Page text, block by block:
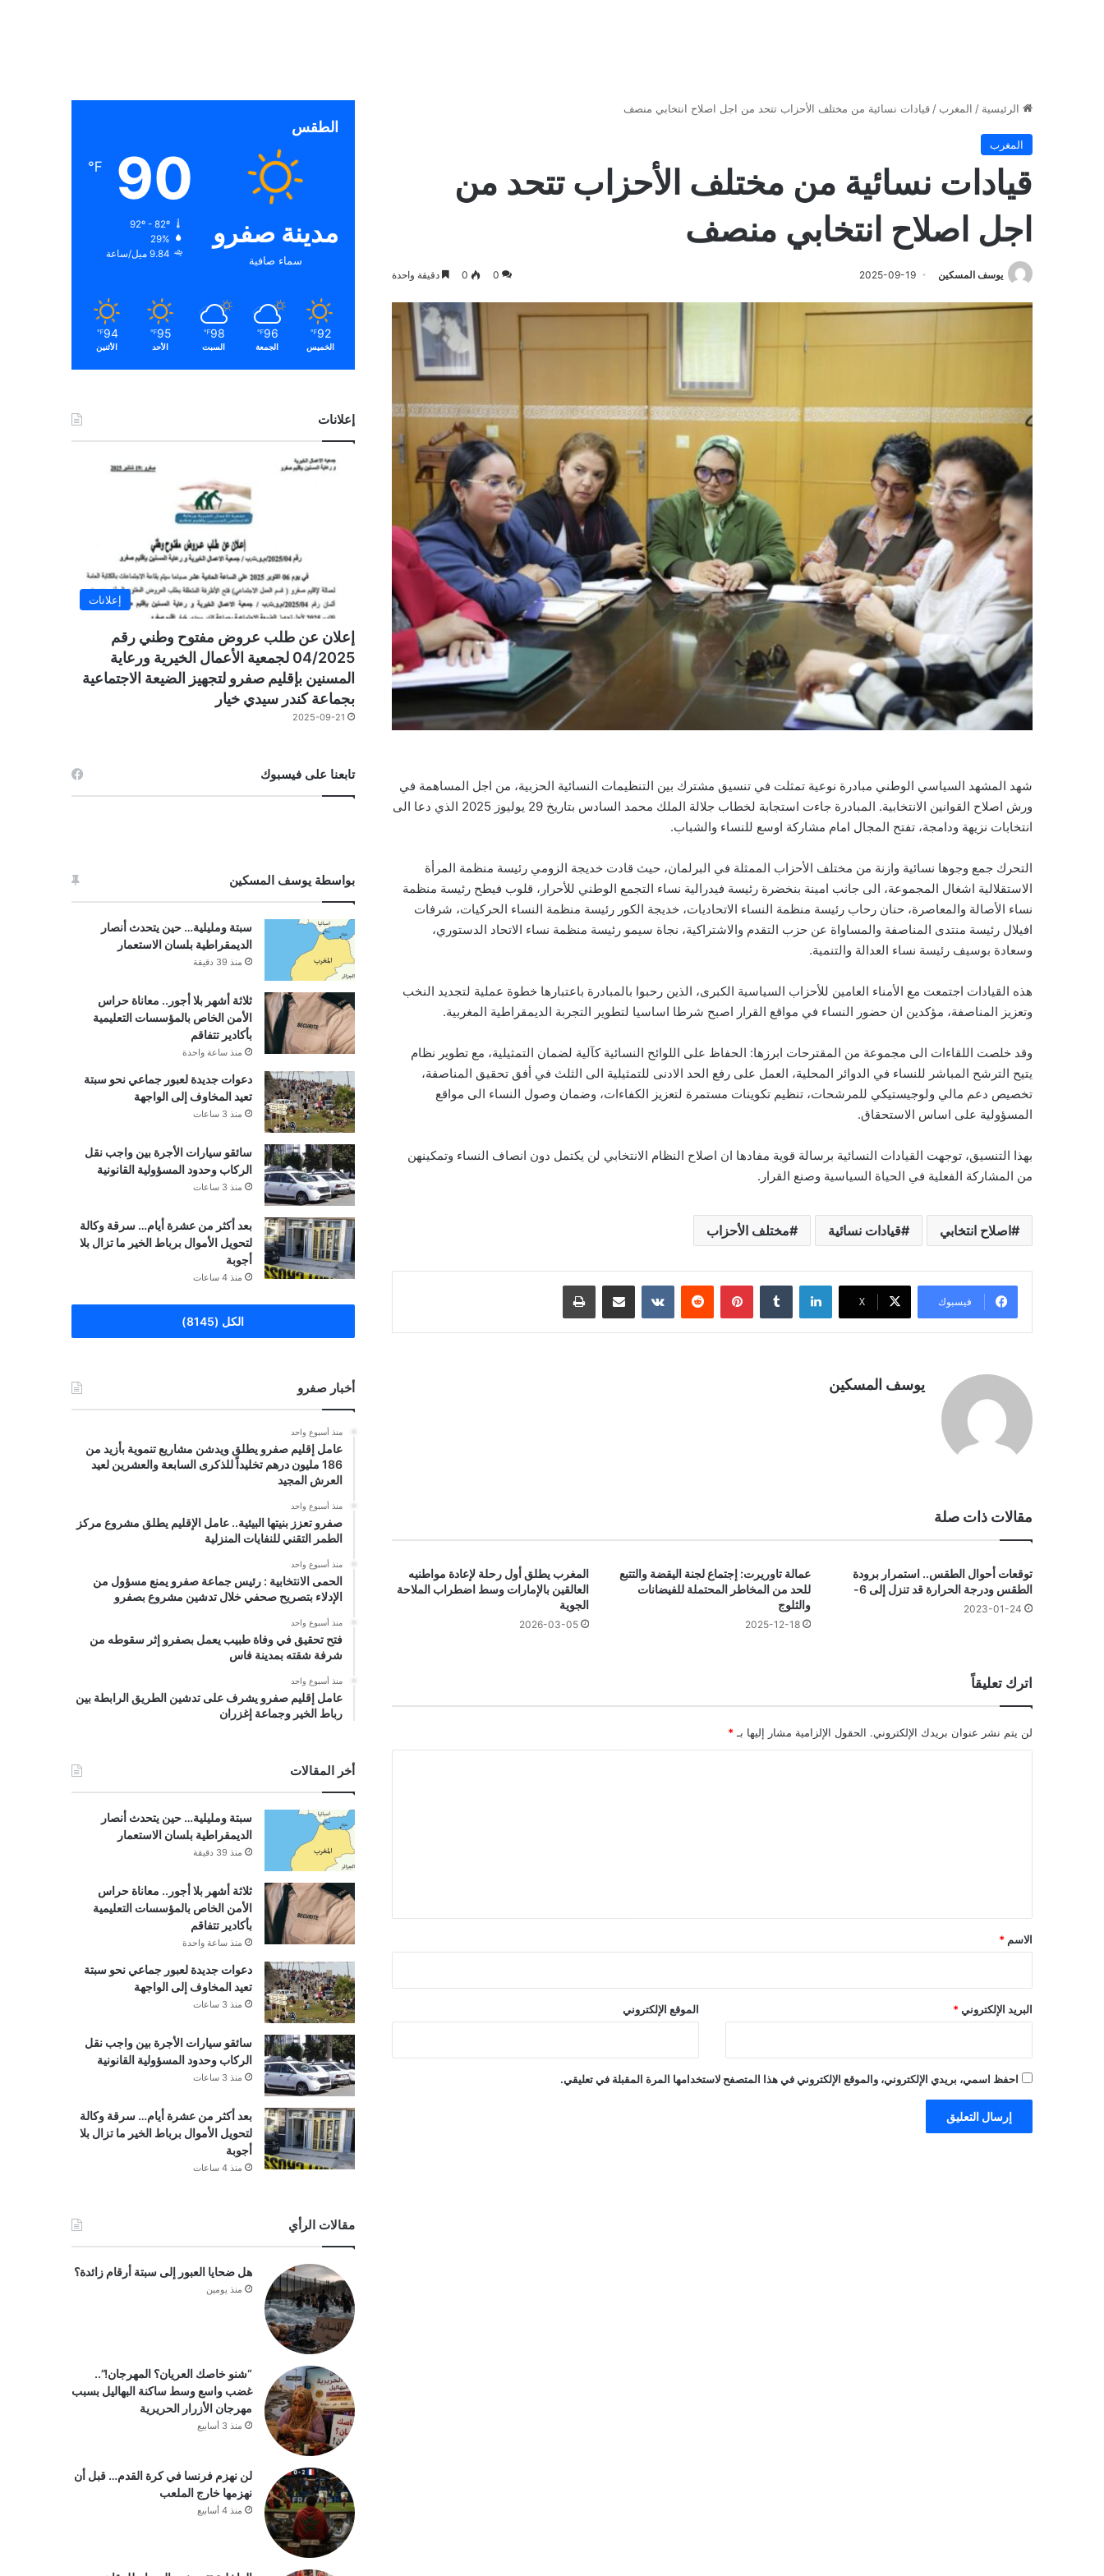
الرئيسية / المغرب / قيادات نسائية من مختلف الأحزاب تتحد من اجل اصلاح انتخابي منصف
المغرب
قيادات نسائية من مختلف الأحزاب تتحد من
اجل اصلاح انتخابي منصف
يوسف المسكين 2025-09-19
0
0 دقيقة واحدة
شهد المشهد السياسي الوطني مبادرة نوعية تمثلت في تنسيق مشترك بين التنظيمات النسائية الحزبية، من اجل المساهمة في
ورش اصلاح القوانين الانتخابية. المبادرة جاءت استجابة لخطاب جلالة الملك محمد السادس بتاريخ 29 يوليوز 2025 الذي دعا الى
انتخابات نزيهة ودامجة، تفتح المجال امام مشاركة اوسع للنساء والشباب.
التحرك جمع وجوها نسائية وازنة من مختلف الأحزاب الممثلة في البرلمان، حيث قادت خديجة الزومي رئيسة منظمة المرأة
الاستقلالية اشغال المجموعة، الى جانب امينة بنخضرة رئيسة فيدرالية نساء التجمع الوطني للأحرار، قلوب فيطح رئيسة منظمة
نساء الأصالة والمعاصرة، حنان رحاب رئيسة منظمة النساء الاتحاديات، خديجة الكور رئيسة منظمة النساء الحركيات، شرفات
افيلال رئيسة منتدى المناصفة والمساواة عن حزب التقدم والاشتراكية، نجاة سيمو رئيسة منظمة نساء الاتحاد الدستوري،
وسعادة بوسيف رئيسة نساء العدالة والتنمية.
هذه القيادات اجتمعت مع الأمناء العامين للأحزاب السياسية الكبرى، الذين رحبوا بالمبادرة باعتبارها خطوة عملية لتجديد النخب
وتعزيز المناصفة، مؤكدين ان حضور النساء في مواقع القرار اصبح شرطا اساسيا لتطوير التجربة الديمقراطية المغربية.
وقد خلصت اللقاءات الى مجموعة من المقترحات ابرزها: الحفاظ على اللوائح النسائية كآلية لضمان التمثيلية، مع تطوير نظام
يتيح الترشح المباشر للنساء في الدوائر المحلية، العمل على رفع الحد الادنى للتمثيلية الى الثلث في أفق تحقيق المناصفة،
تخصيص دعم مالي ولوجيستيكي للمرشحات، تنظيم تكوينات مستمرة لتعزيز الكفاءات، وضمان وصول النساء الى مواقع
المسؤولية على اساس الاستحقاق.
بهذا التنسيق، توجهت القيادات النسائية برسالة قوية مفادها ان اصلاح النظام الانتخابي لن يكتمل دون انصاف النساء وتمكينهن
من المشاركة الفعلية في الحياة السياسية وصنع القرار.
اصلاح انتخابي قيادات نسائية مختلف الأحزاب
فيسبوك ‫X
لينكدإن بينتيريست مشاركة عبر البريد طباعة
يوسف المسكين
مقالات ذات صلة
توقعات أحوال الطقس.. استمرار برودة
الطقس ودرجة الحرارة قد تنزل إلى 6-
2023-01-24
عمالة تاوريرت: إجتماع لجنة اليقضة والتتبع
للحد من المخاطر المحتملة للفيضانات
والثلوج
2025-12-18
المغرب يطلق أول رحلة لإعادة مواطنيه
العالقين بالإمارات وسط اضطراب الملاحة
الجوية
2026-03-05
اترك تعليقاً
لن يتم نشر عنوان بريدك الإلكتروني. الحقول الإلزامية مشار إليها بـ *
*
الاسم *
البريد الإلكتروني * الموقع الإلكتروني
احفظ اسمي، بريدي الإلكتروني، والموقع الإلكتروني في هذا المتصفح لاستخدامها المرة المقبلة في تعليقي.
الطقس
مدينة صفرو
سماء صافية
90
℉
92º - 82º
29%
9.84 ميل/ساعة
92
℉
الخميس
96
℉
الجمعة
98
℉
السبت
95
℉
الأحد
94
℉
الأثنين
إعلانات
إعلانات
إعلان عن طلب عروض مفتوح وطني رقم
04/2025 لجمعية الأعمال الخيرية ورعاية
المسنين بإقليم صفرو لتجهيز الضيعة الاجتماعية
بجماعة كندر سيدي خيار
2025-09-21
تابعنا على فيسبوك
بواسطة يوسف المسكين
سبتة ومليلية… حين يتحدث أنصار
الديمقراطية بلسان الاستعمار
منذ 39 دقيقة
ثلاثة أشهر بلا أجور.. معاناة حراس
الأمن الخاص بالمؤسسات التعليمية
بأكادير تتفاقم
منذ ساعة واحدة
دعوات جديدة لعبور جماعي نحو سبتة
تعيد المخاوف إلى الواجهة
منذ 3 ساعات
سائقو سيارات الأجرة بين واجب نقل
الركاب وحدود المسؤولية القانونية
منذ 3 ساعات
بعد أكثر من عشرة أيام… سرقة وكالة
لتحويل الأموال برباط الخير ما تزال بلا
أجوبة
منذ 4 ساعات
الكل (8145)
أخبار صفرو
منذ أسبوع واحد
عامل إقليم صفرو يطلق ويدشن مشاريع تنموية بأزيد من
186 مليون درهم تخليداً للذكرى السابعة والعشرين لعيد
العرش المجيد
منذ أسبوع واحد
صفرو تعزز بنيتها البيئية.. عامل الإقليم يطلق مشروع مركز
الطمر التقني للنفايات المنزلية
منذ أسبوع واحد
الحمى الانتخابية : رئيس جماعة صفرو يمنع مسؤول من
الإدلاء بتصريح صحفي خلال تدشين مشروع بصفرو
منذ أسبوع واحد
فتح تحقيق في وفاة طبيب يعمل بصفرو إثر سقوطه من
شرفة شقته بمدينة فاس
منذ أسبوع واحد
عامل إقليم صفرو يشرف على تدشين الطريق الرابطة بين
رباط الخير وجماعة إغزران
أخر المقالات
سبتة ومليلية… حين يتحدث أنصار
الديمقراطية بلسان الاستعمار
منذ 39 دقيقة
ثلاثة أشهر بلا أجور.. معاناة حراس
الأمن الخاص بالمؤسسات التعليمية
بأكادير تتفاقم
منذ ساعة واحدة
دعوات جديدة لعبور جماعي نحو سبتة
تعيد المخاوف إلى الواجهة
منذ 3 ساعات
سائقو سيارات الأجرة بين واجب نقل
الركاب وحدود المسؤولية القانونية
منذ 3 ساعات
بعد أكثر من عشرة أيام… سرقة وكالة
لتحويل الأموال برباط الخير ما تزال بلا
أجوبة
منذ 4 ساعات
مقالات الرأي
هل ضحايا العبور إلى سبتة أرقام زائدة؟
منذ يومين
“شنو خاصك العريان؟ المهرجان!”..
غضب واسع وسط ساكنة البهاليل بسبب
مهرجان الأزرار الحريرية
منذ 3 أسابيع
لن نهزم فرنسا في كرة القدم… قبل أن
نهزمها خارج الملعب
منذ 4 أسابيع